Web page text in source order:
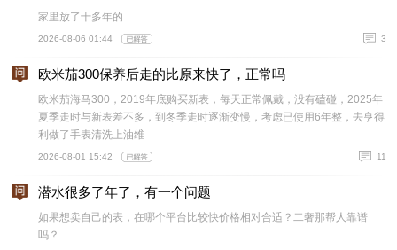
家里放了十多年的
2026-08-06 01:44 3
欧米茄300保养后走的比原来快了，正常吗
欧米茄海马300，2019年底购买新表，每天正常佩戴，没有磕碰，2025年
夏季走时与新表差不多，到冬季走时逐渐变慢，考虑已使用6年整，去亨得
利做了手表清洗上油维
2026-08-01 15:42 11
潜水很多了年了，有一个问题
如果想卖自己的表，在哪个平台比较快价格相对合适？二奢那帮人靠谱
吗？